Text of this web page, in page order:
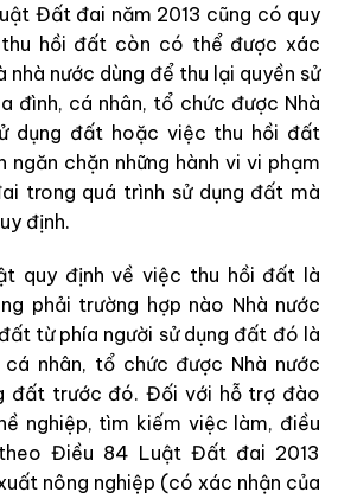
Đất đai năm 2013 cũng có quy
hồi đất còn có thể được xác
nhà nước dùng để thu lại quyền sử
đình, cá nhân, tổ chức được Nhà
dụng đất hoặc việc thu hồi đất
ngăn chặn những hành vi vi phạm
trong quá trình sử dụng đất mà
định.
quy định về việc thu hồi đất là
phải trường hợp nào Nhà nước
từ phía người sử dụng đất đó là
cá nhân, tổ chức được Nhà nước
đất trước đó. Đối với hỗ trợ đào
nghiệp, tìm kiếm việc làm, điều
Điều 84 Luật Đất đai 2013
nông nghiệp (có xác nhận của